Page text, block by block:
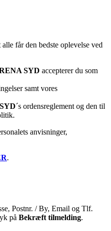
får den bedste oplevelse ved
SYD accepterer du som
samt vores
´s ordensreglement og den til
anvisninger,
.
Postnr. / By, Email og Tlf.
på Bekræft tilmelding.